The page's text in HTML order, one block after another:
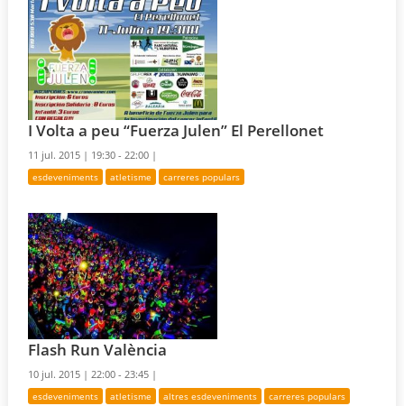
I Volta a peu “Fuerza Julen” El Perellonet
11 jul. 2015 | 19:30 - 22:00 |
esdeveniments atletisme carreres populars
Flash Run València
10 jul. 2015 | 22:00 - 23:45 |
esdeveniments atletisme altres esdeveniments
carreres populars